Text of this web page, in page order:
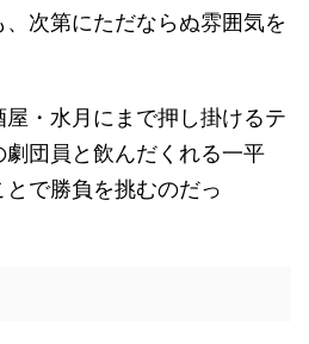
次第にただならぬ雰囲気を
・水月にまで押し掛けるテ
団員と飲んだくれる一平
とで勝負を挑むのだっ